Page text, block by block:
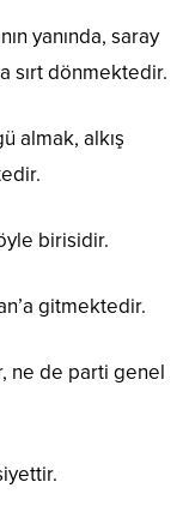
yanında, saray
sırt dönmektedir.
almak, alkış
birisidir.
gitmektedir.
ne de parti genel